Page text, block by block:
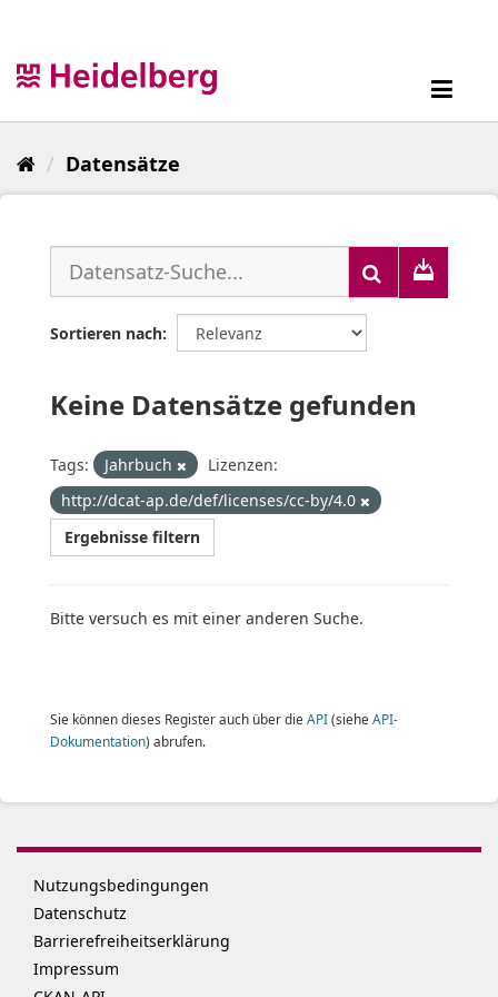
Datensätze
Sortieren nach
Keine Datensätze gefunden
Tags: Jahrbuch
Lizenzen:
http://dcat-ap.de/def/licenses/cc-by/4.0
Ergebnisse filtern
Bitte versuch es mit einer anderen Suche.
Sie können dieses Register auch über die API(siehe API-
Dokumentation) abrufen.
Nutzungsbedingungen
Datenschutz
Barrierefreiheitserklärung
Impressum